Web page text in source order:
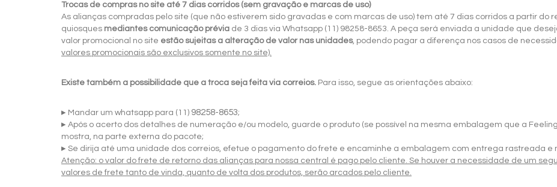
Trocas de compras no site até 7 dias corridos (sem gravação e marcas de uso)
As alianças compradas pelo site (que não estiverem sido gravadas e com marcas de uso) tem até 7 dias corridos a partir do
quiosques mediantes comunicação prévia de 3 dias via Whatsapp (11) 98258-8653. A peça será enviada a unidade que
valor promocional no site estão sujeitas a alteração de valor nas unidades, podendo pagar a diferença nos casos de
valores promocionais são exclusivos somente no site).
Existe também a possibilidade que a troca seja feita via correios. Para isso, segue as orientações abaixo:
▸ Mandar um whatsapp para (11) 98258-8653;
▸ Após o acerto dos detalhes de numeração e/ou modelo, guarde o produto (se possível na mesma embalagem que a
mostra, na parte externa do pacote;
▸ Se dirija até uma unidade dos correios, efetue o pagamento do frete e encaminhe a embalagem com entrega rastreada e
Atenção: o valor do frete de retorno das alianças para nossa central é pago pelo cliente. Se houver a necessidade de um
valores de frete tanto de vinda, quanto de volta dos produtos, serão arcados pelo cliente.